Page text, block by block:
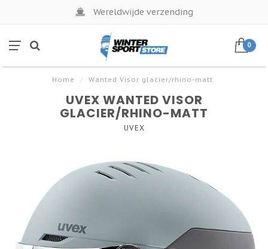
Wereldwijde verzending
0
Home / Wanted Visor glacier/rhino-matt
UVEX WANTED VISOR
GLACIER/RHINO-MATT
UVEX